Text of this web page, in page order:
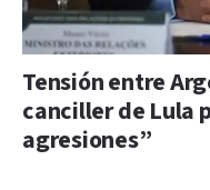
Tensión entre
canciller de Lula
agresiones”